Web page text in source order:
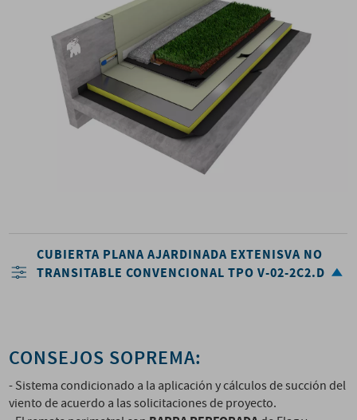
CUBIERTA PLANA AJARDINADA EXTENISVA NO
TRANSITABLE CONVENCIONAL TPO V-02-2C2.D
CONSEJOS SOPREMA:
- Sistema condicionado a la aplicación y cálculos de succión del
viento de acuerdo a las solicitaciones de proyecto.